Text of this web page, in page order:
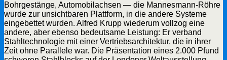
Bohrgestänge, Automobilachsen — die Mannesmann-Röhre
wurde zur unsichtbaren Plattform, in die andere Systeme
eingebettet wurden. Alfred Krupp wiederum vollzog eine
andere, aber ebenso bedeutsame Leistung: Er verband
Stahltechnologie mit einer Vertriebsarchitektur, die in ihrer
Zeit ohne Parallele war. Die Präsentation eines 2.000 Pfund